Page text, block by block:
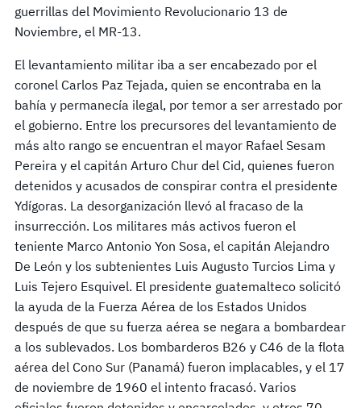
guerrillas del Movimiento Revolucionario 13 de
Noviembre, el MR-13.
El levantamiento militar iba a ser encabezado por el
coronel Carlos Paz Tejada, quien se encontraba en la
bahía y permanecía ilegal, por temor a ser arrestado por
el gobierno. Entre los precursores del levantamiento de
más alto rango se encuentran el mayor Rafael Sesam
Pereira y el capitán Arturo Chur del Cid, quienes fueron
detenidos y acusados de conspirar contra el presidente
Ydígoras. La desorganización llevó al fracaso de la
insurrección. Los militares más activos fueron el
teniente Marco Antonio Yon Sosa, el capitán Alejandro
De León y los subtenientes Luis Augusto Turcios Lima y
Luis Tejero Esquivel. El presidente guatemalteco solicitó
la ayuda de la Fuerza Aérea de los Estados Unidos
después de que su fuerza aérea se negara a bombardear
a los sublevados. Los bombarderos B26 y C46 de la flota
aérea del Cono Sur (Panamá) fueron implacables, y el 17
de noviembre de 1960 el intento fracasó. Varios